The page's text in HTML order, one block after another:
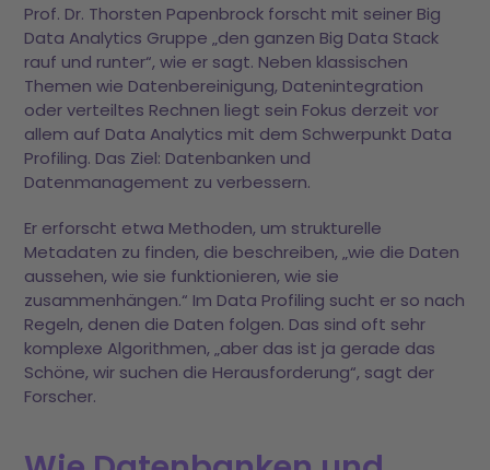
Prof. Dr. Thorsten Papenbrock forscht mit seiner Big
Data Analytics Gruppe „den ganzen Big Data Stack
rauf und runter“, wie er sagt. Neben klassischen
Themen wie Datenbereinigung, Datenintegration
oder verteiltes Rechnen liegt sein Fokus derzeit vor
allem auf Data Analytics mit dem Schwerpunkt Data
Profiling. Das Ziel: Datenbanken und
Datenmanagement zu verbessern.
Er erforscht etwa Methoden, um strukturelle
Metadaten zu finden, die beschreiben, „wie die Daten
aussehen, wie sie funktionieren, wie sie
zusammenhängen.“ Im Data Profiling sucht er so nach
Regeln, denen die Daten folgen. Das sind oft sehr
komplexe Algorithmen, „aber das ist ja gerade das
Schöne, wir suchen die Herausforderung“, sagt der
Forscher.